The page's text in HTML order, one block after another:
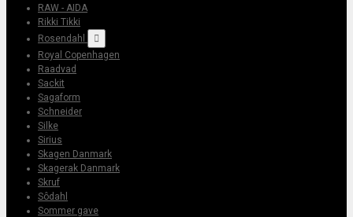
RAW - AIDA
Rikki Tikki
Rosendahl

Royal Copenhagen
Raadvad
Sackit
Sagaform
Schneider
Silke
Sirius
Skagen Danmark
Skagerak Danmark
Skruf
Sôdahl
Sommer gave